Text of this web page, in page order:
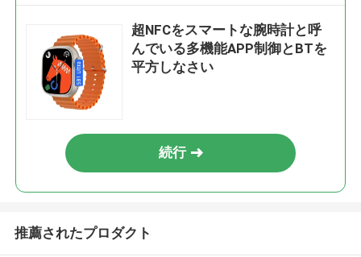
超NFCをスマートな腕時計と呼
んでいる多機能APP制御とBTを
平方しなさい
続行
推薦されたプロダクト